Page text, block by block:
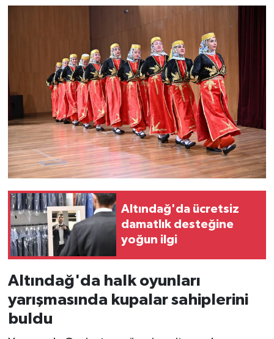
Altındağ'da ücretsiz
damatlık desteğine
yoğun ilgi
Altındağ'da halk oyunları
yarışmasında kupalar sahiplerini
buldu